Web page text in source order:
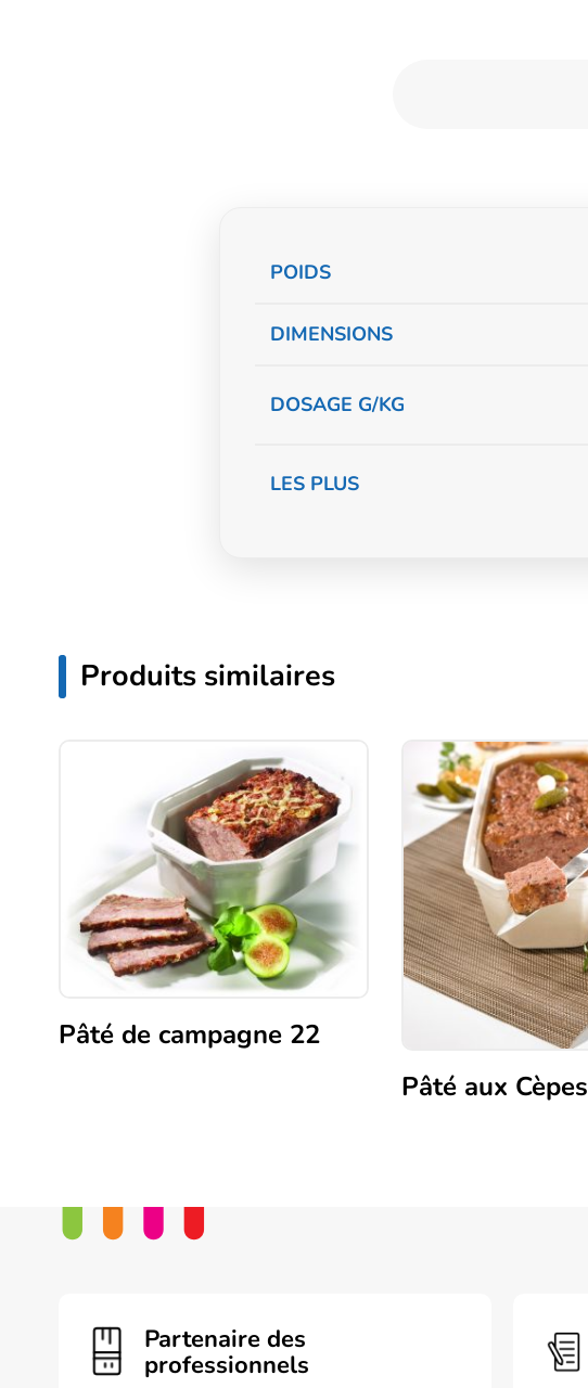
Informations
POIDS
DIMENSIONS
DOSAGE G/KG
LES PLUS
Produits similaires
Pâté de campagne 22
Pâté aux Cèpes
Partenaire des
professionnels